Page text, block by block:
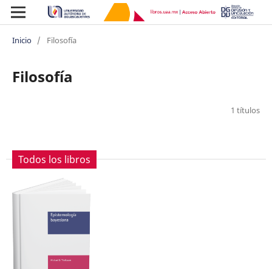
Inicio / Filosofía
Filosofía
1 títulos
Todos los libros